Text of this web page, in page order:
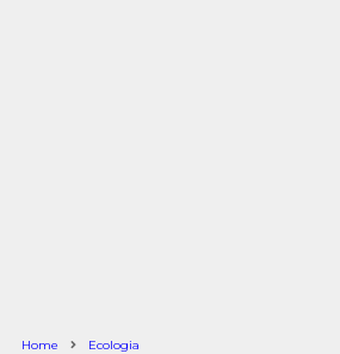
Home Ecologia